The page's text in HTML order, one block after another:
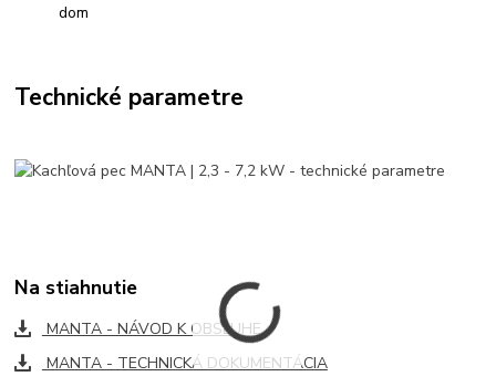
dom
Technické parametre
Na stiahnutie
MANTA - NÁVOD K OBSLUHE
MANTA - TECHNICKÁ DOKUMENTÁCIA